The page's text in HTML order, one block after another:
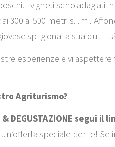
I vigneti sono
300 ai 500 metri s.l.m..
sprigiona la sua
esperienze e vi
Agriturismo?
DEGUSTAZIONE segui
speciale per te!